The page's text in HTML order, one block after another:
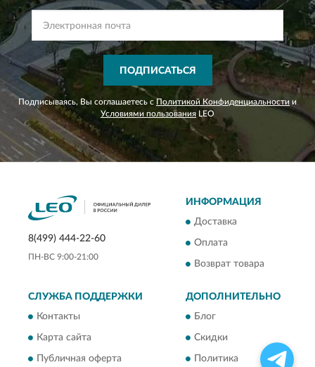
ПОДПИСАТЬСЯ
Подписываясь, Вы соглашаетесь с Политикой Конфиденциальности и
Условиями пользования LEO
8(499) 444-22-60
ПН-ВС 9:00-21:00
ИНФОРМАЦИЯ
Доставка
Оплата
Возврат товара
СЛУЖБА ПОДДЕРЖКИ
Контакты
Карта сайта
Публичная оферта
ДОПОЛНИТЕЛЬНО
Блог
Скидки
Политика